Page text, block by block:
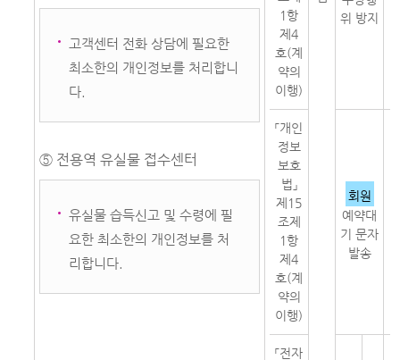
고객센터 전화 상담에 필요한
최소한의 개인정보를 처리합니
다.
⑤ 전용역 유실물 접수센터
유실물 습득신고 및 수령에 필
요한 최소한의 개인정보를 처
리합니다.
1항
제4
호(계
약의
이행)
위 방지
「개인
정보
보호
법」
제15
조제
1항
제4
호(계
약의
이행)
회원
예약대
기 문자
발송
「전자